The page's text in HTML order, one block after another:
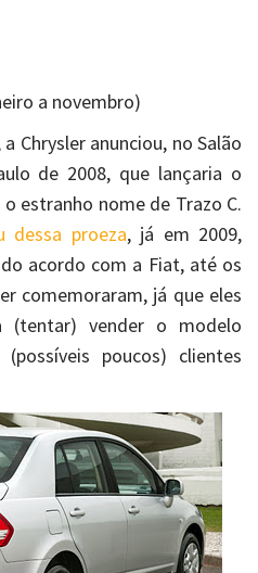
a novembro)
Chrysler anunciou, no Salão
de 2008, que lançaria o
estranho nome de Trazo C.
dessa proeza, já em 2009,
acordo com a Fiat, até os
comemoraram, já que eles
(tentar) vender o modelo
poucos) clientes